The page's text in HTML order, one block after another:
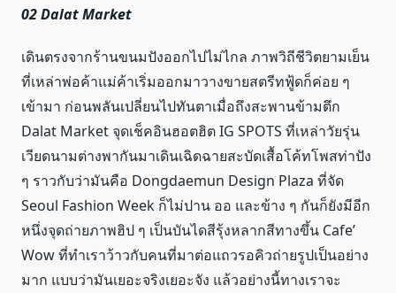
02 Dalat Market
เดินตรงจากร้านขนมปังออกไปไม่ไกล ภาพวิถีชีวิตยามเย็น
ที่เหล่าพ่อค้าแม่ค้าเริ่มออกมาวางขายสตรีทฟู้ดก็ค่อย ๆ
เข้ามา ก่อนพลันเปลี่ยนไปทันตาเมื่อถึงสะพานข้ามตึก
Dalat Market จุดเช็คอินฮอตฮิต IG SPOTS ที่เหล่าวัยรุ่น
เวียดนามต่างพากันมาเดินเฉิดฉายสะบัดเสื้อโค้ทโพสท่าปัง
ๆ ราวกับว่ามันคือ Dongdaemun Design Plaza ที่จัด
Seoul Fashion Week ก็ไม่ปาน ออ และข้าง ๆ กันก็ยังมีอีก
หนึ่งจุดถ่ายภาพฮิป ๆ เป็นบันไดสีรุ้งหลากสีทางขึ้น Cafe’
Wow ที่ทำเราว้าวกับคนที่มาต่อแถวรอคิวถ่ายรูปเป็นอย่าง
มาก แบบว่ามันเยอะจริงเยอะจัง แล้วอย่างนี้ทางเราจะ